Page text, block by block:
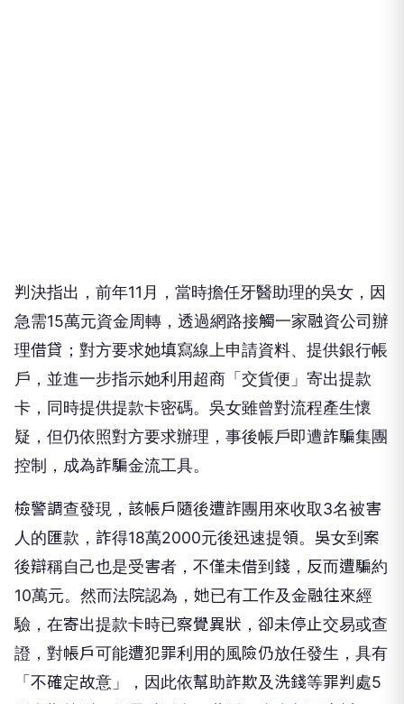
急需15萬元資金周轉，透過網路接觸一家融資公司辦
理借貸；對方要求她填寫線上申請資料、提供銀行帳
戶，並進一步指示她利用超商「交貨便」寄出提款
卡，同時提供提款卡密碼。吳女雖曾對流程產生懷
疑，但仍依照對方要求辦理，事後帳戶即遭詐騙集團
控制，成為詐騙金流工具。
檢警調查發現，該帳戶隨後遭詐團用來收取3名被害
人的匯款，詐得18萬2000元後迅速提領。吳女到案
後辯稱自己也是受害者，不僅未借到錢，反而遭騙約
10萬元。然而法院認為，她已有工作及金融往來經
驗，在寄出提款卡時已察覺異狀，卻未停止交易或查
證，對帳戶可能遭犯罪利用的風險仍放任發生，具有
「不確定故意」，因此依幫助詐欺及洗錢等罪判處5
月有期徒刑，得易科罰金15萬元，全案仍可上訴。